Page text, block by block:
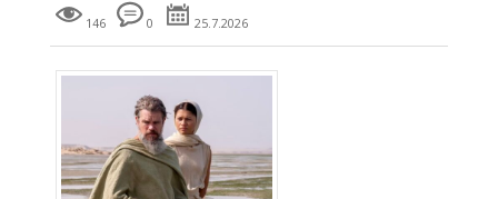
146 0 25.7.2026